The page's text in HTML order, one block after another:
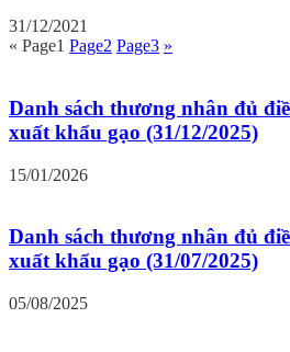
31/12/2021
« Page1 Page2 Page3 »
Danh sách thương nhân đủ
xuất khẩu gạo (31/12/2025)
15/01/2026
Danh sách thương nhân đủ
xuất khẩu gạo (31/07/2025)
05/08/2025